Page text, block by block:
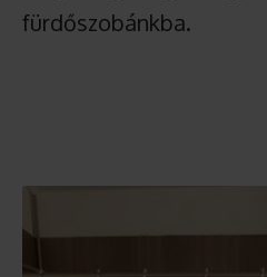
fürdőszobánkba.